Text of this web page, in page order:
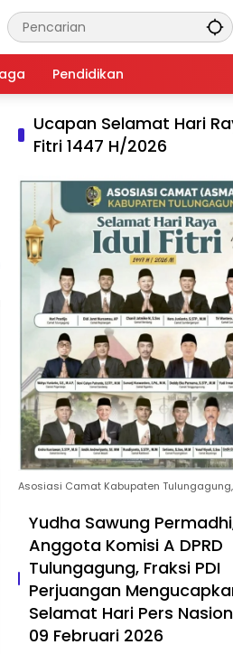
Pendidikan
Ucapan Selamat Hari
Fitri 1447 H/2026
Asosiasi Camat Kabupaten
Yudha Sawung Permadhi,
Anggota Komisi A DPRD
Tulungagung, Fraksi PDI
Perjuangan
Selamat Hari Pers
09 Februari 2026